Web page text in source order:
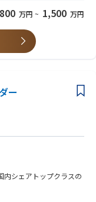
ルアーキテクチャ・ア
析までを通じた独自技
関連論文の読解力
する研究経験
て、自走して研究を推進
品価値につなげて考え
携し、研究成果を製品開
800 万円 ~ 1,500 万円
ー
内シェアトップクラスの